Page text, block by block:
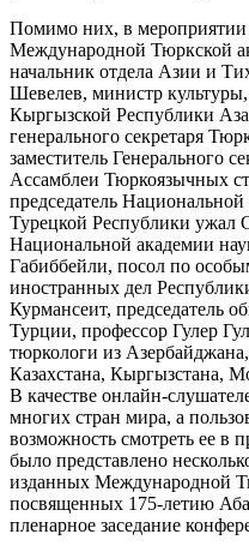
Помимо них, в мероприятии
Международной Тюркской
начальник отдела Азии и
Шевелев, министр
Кыргызской Республики
генерального секретаря
заместитель Генерального
Ассамблеи Тюркоязычных
председатель
Турецкой Республики ужал
Национальной академии
Габиббейли, посол по
иностранных дел
Курмансеит, председатель
Турции, профессор Гулер
тюркологи из
Казахстана, Кыргызстана,
В качестве онлайн-
многих стран мира, а
возможность смотреть ее в
было представлено
изданных Международной
посвященных 175-летию
пленарное заседание